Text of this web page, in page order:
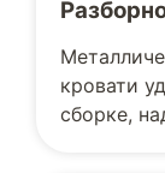
кровати
сборке,